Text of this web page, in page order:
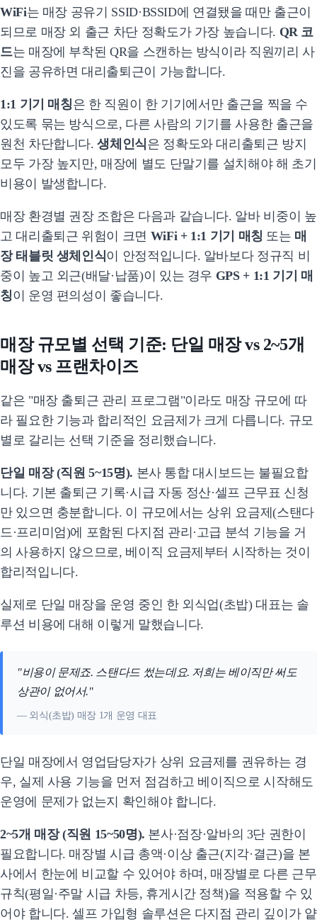
WiFi는 매장 공유기 SSID·BSSID에 연결됐을 때만 출근이
되므로 매장 외 출근 차단 정확도가 가장 높습니다. QR 코
드는 매장에 부착된 QR을 스캔하는 방식이라 직원끼리 사
진을 공유하면 대리출퇴근이 가능합니다.
1:1 기기 매칭은 한 직원이 한 기기에서만 출근을 찍을 수
있도록 묶는 방식으로, 다른 사람의 기기를 사용한 출근을
원천 차단합니다.생체인식은 정확도와 대리출퇴근 방지
모두 가장 높지만, 매장에 별도 단말기를 설치해야 해 초기
비용이 발생합니다.
매장 환경별 권장 조합은 다음과 같습니다. 알바 비중이 높
고 대리출퇴근 위험이 크면 WiFi + 1:1 기기 매칭 또는 매
장 태블릿 생체인식이 안정적입니다. 알바보다 정규직 비
중이 높고 외근(배달·납품)이 있는 경우 GPS + 1:1 기기 매
칭이 운영 편의성이 좋습니다.
매장 규모별 선택 기준: 단일 매장 vs 2~5개
매장 vs 프랜차이즈
같은 "매장 출퇴근 관리 프로그램"이라도 매장 규모에 따
라 필요한 기능과 합리적인 요금제가 크게 다릅니다. 규모
별로 갈리는 선택 기준을 정리했습니다.
단일 매장 (직원 5~15명). 본사 통합 대시보드는 불필요합
니다. 기본 출퇴근 기록·시급 자동 정산·셀프 근무표 신청
만 있으면 충분합니다. 이 규모에서는 상위 요금제(스탠다
드·프리미엄)에 포함된 다지점 관리·고급 분석 기능을 거
의 사용하지 않으므로, 베이직 요금제부터 시작하는 것이
합리적입니다.
실제로 단일 매장을 운영 중인 한 외식업(초밥) 대표는 솔
루션 비용에 대해 이렇게 말했습니다.
"비용이 문제죠. 스탠다드 썼는데요. 저희는 베이직만 써도
상관이 없어서."
— 외식(초밥) 매장 1개 운영 대표
단일 매장에서 영업담당자가 상위 요금제를 권유하는 경
우, 실제 사용 기능을 먼저 점검하고 베이직으로 시작해도
운영에 문제가 없는지 확인해야 합니다.
2~5개 매장 (직원 15~50명). 본사·점장·알바의 3단 권한이
필요합니다. 매장별 시급 총액·이상 출근(지각·결근)을 본
사에서 한눈에 비교할 수 있어야 하며, 매장별로 다른 근무
규칙(평일·주말 시급 차등, 휴게시간 정책)을 적용할 수 있
어야 합니다. 셀프 가입형 솔루션은 다지점 관리 깊이가 얕